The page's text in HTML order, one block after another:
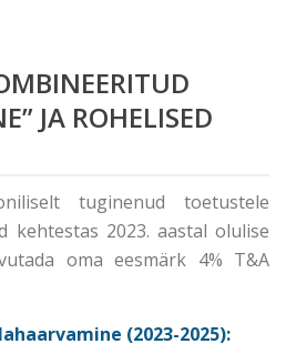
JA ROHELISED
tuginenud toetustele
kehtestas 2023. aastal olulise
oma eesmärk 4% T&A
(2023-2025):